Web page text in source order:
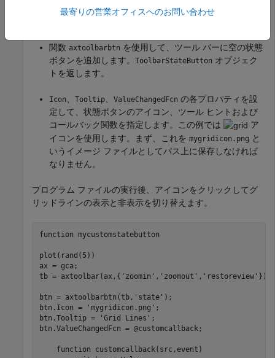
ト、表示の復元の各オプションをもつ座標軸ツール バ
関数 axtoolbarbtn を使用して、ツール バーに空の状態
ボタンを追加します。 ToolbarStateButton オブジェク
トを返します。
Icon 、 Tooltip、 ValueChangedFcn の各プロパティを設
定して、状態ボタンのアイコン、ツール ヒントおよび
コールバック関数を指定します。この例では
ア
イコンを使用します。まず、これを mygridicon.png と
いうイメージ ファイルとしてパス上に保存しなければ
なりません。
プログラム ファイルの実行後、アイコンをクリックしてグ
リッドラインの表示と非表示を切り替えます。
function mycustomstatebutton
plot(rand(5))
ax = gca;
tb = axtoolbar(ax,{ 'zoomin' , 'zoomout' , 'restoreview' });
btn = axtoolbarbtn(tb, 'state' );
btn.Icon =
'mygridicon.png' ;
btn.Tooltip =
'Grid Lines' ;
btn.ValueChangedFcn = @customcallback;
function customcallback(src,event)
最寄りの営業オフィスへのお問い合わせ